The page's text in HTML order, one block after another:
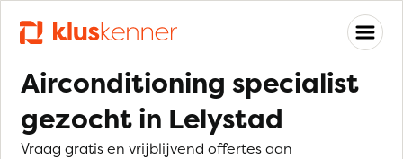
Airconditioning specialist
gezocht in Lelystad
Vraag gratis en vrijblijvend offertes aan